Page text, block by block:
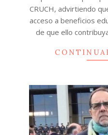
CRUCH, advirtiendo
acceso a beneficios
de que ello